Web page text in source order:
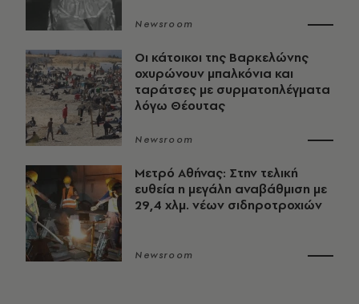
Newsroom
Οι κάτοικοι της Βαρκελώνης
οχυρώνουν μπαλκόνια και
ταράτσες με συρματοπλέγματα
λόγω Θέουτας
Newsroom
Μετρό Αθήνας: Στην τελική
ευθεία η μεγάλη αναβάθμιση με
29,4 χλμ. νέων σιδηροτροχιών
Newsroom